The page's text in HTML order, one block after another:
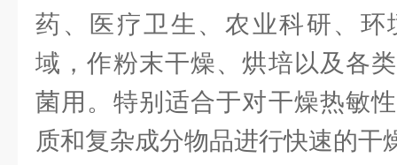
药、医疗卫生、农业科研、环
域，作粉末干燥、烘培以及各
菌用。特别适合于对干燥热敏
质和复杂成分物品进行快速的干